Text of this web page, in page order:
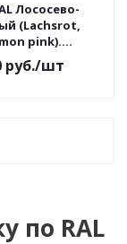
Лососево-
(Lachsrot,
pink).
баллон с
руб./шт
по RAL